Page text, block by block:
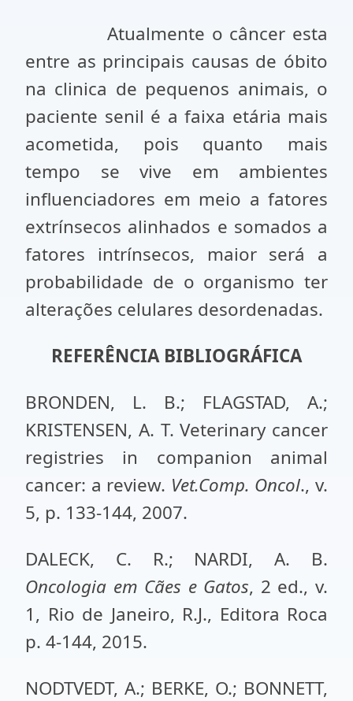
Atualmente o câncer esta
entre as principais causas de óbito
na clinica de pequenos animais, o
paciente senil é a faixa etária mais
acometida, pois quanto mais
tempo se vive em ambientes
influenciadores em meio a fatores
extrínsecos alinhados e somados a
fatores intrínsecos, maior será a
probabilidade de o organismo ter
alterações celulares desordenadas.
REFERÊNCIA BIBLIOGRÁFICA
BRONDEN, L. B.; FLAGSTAD, A.;
KRISTENSEN, A. T. Veterinary cancer
registries in companion animal
cancer: a review. Vet.Comp. Oncol., v.
5, p. 133-144, 2007.
DALECK, C. R.; NARDI, A. B.
Oncologia em Cães e Gatos, 2 ed., v.
1, Rio de Janeiro, R.J., Editora Roca
p. 4-144, 2015.
NODTVEDT, A.; BERKE, O.; BONNETT,